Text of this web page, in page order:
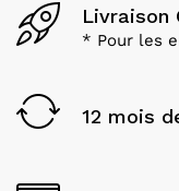
Livraison
* Pour les
12 mois